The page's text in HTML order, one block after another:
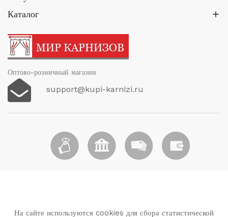
Каталог
Оптово-розничный магазин
support@kupi-karnizi.ru
На сайте используются cookies для сбора статистической